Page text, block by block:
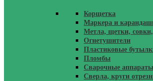
Корщетка
Маркера и
Метла, щетки,
Огнетушители
Пластиковые
Пломбы
Сварочные
Сверла, круги